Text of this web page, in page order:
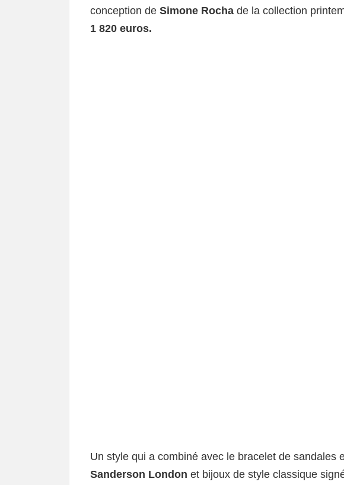
conception de Simone Rocha de la collection
1 820 euros.
Un style qui a combiné avec le bracelet de sandales
Sanderson London et bijoux de style classique